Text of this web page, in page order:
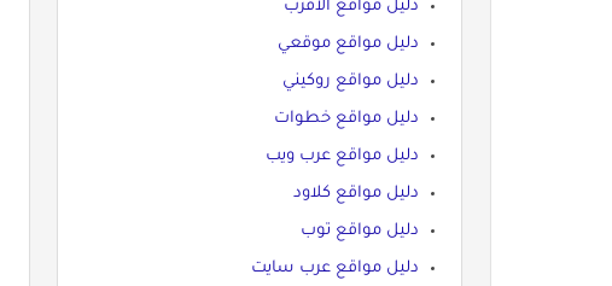
دليل مواقع الاقرب
دليل مواقع موقعي
دليل مواقع روكيني
دليل مواقع خطوات
دليل مواقع عرب ويب
دليل مواقع كلاود
دليل مواقع توب
دليل مواقع عرب سايت